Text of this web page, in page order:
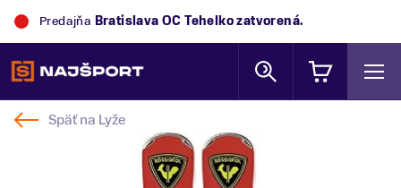
Predajňa Bratislava OC Tehelkozatvorená.
Späť na Lyže